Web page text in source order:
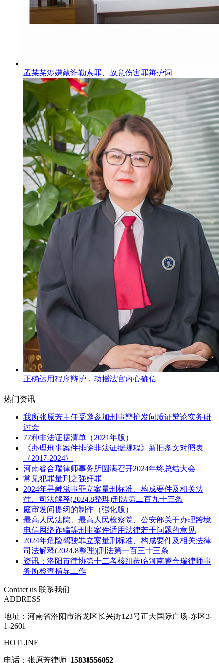
孟某某涉嫌敲诈勒索罪、故意伤害罪辩护词
正确运用程序辩护，动摇法官内心确信
热门资讯
我所张原芳主任受邀参加刑事辩护发问质证辩论实务研
讨会
77种非法证据清单（2021年版）
《办理刑事案件排除非法证据规程》新旧条文对照表
（2017-2024）
河南睿合瑞律师事务所圆满召开2024年终总结大会
常见犯罪量刑之强奸罪
2024年寻衅滋事罪立案量刑标准、构成要件及相关法
律、司法解释(2024.8整理)刑法第二百九十三条
庭审发问提纲的制作（强化版）
最高人民法院、最高人民检察院、公安部关于办理跨境
电信网络诈骗等刑事案件适用法律若干问题的意见
2024年危险驾驶罪立案量刑标准、构成要件及相关法律
司法解释(2024.8整理)|刑法第一百三十三条
资讯：洛阳市律协第十二考核组莅临河南睿合瑞律师事
务所检查指导工作
Contact us 联系我们
ADDRESS
地址：河南省洛阳市洛龙区长兴街123号正大国际广场-东区3-
1-2601
HOTLINE
电话：张原芳律师 15838556052